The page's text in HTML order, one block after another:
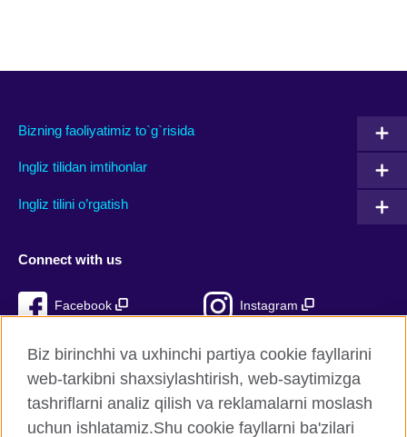
Bizning faoliyatimiz to`g`risida
Ingliz tilidan imtihonlar
Ingliz tilini o’rgatish
Connect with us
Facebook Instagram
Biz birinchhi va uxhinchi partiya cookie fayllarini
web-tarkibni shaxsiylashtirish, web-saytimizga
tashriflarni analiz qilish va reklamalarni moslash
uchun ishlatamiz.Shu cookie fayllarni ba'zilari